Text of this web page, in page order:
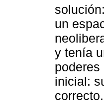
un
y tenía
inicial: